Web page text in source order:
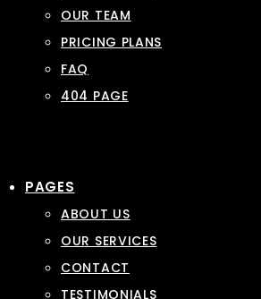
OUR TEAM
PRICING PLANS
FAQ
404 PAGE
PAGES
ABOUT US
OUR SERVICES
CONTACT
TESTIMONIALS